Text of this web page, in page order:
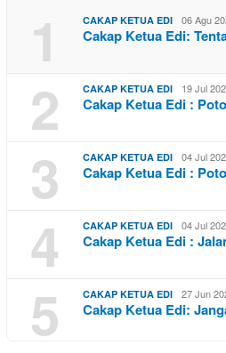
1 CAKAP KETUA EDI 06 Agu
Cakap Ketua Edi:
2 CAKAP KETUA EDI 19 Jul
Cakap Ketua Edi :
3 CAKAP KETUA EDI 04 Jul
Cakap Ketua Edi :
4 CAKAP KETUA EDI 04 Jul
Cakap Ketua Edi :
5 CAKAP KETUA EDI 27 Jun
Cakap Ketua Edi: